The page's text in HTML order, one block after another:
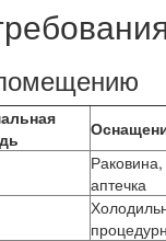
аптечка